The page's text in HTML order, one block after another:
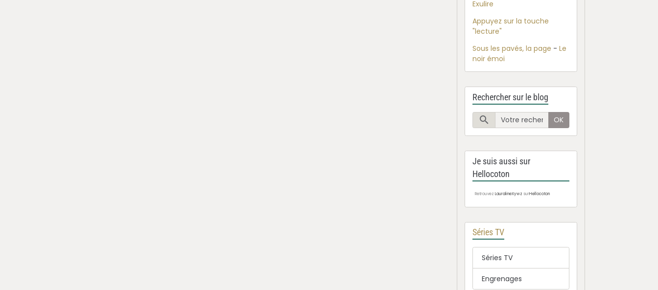
Exulire
Appuyez sur la touche
"lecture"
Sous les pavés, la page -Le
noir émoi
Rechercher sur le blog
OK
Je suis aussi sur
Hellocoton
RetrouvezLauralineXywz surHellocoton
Séries TV
Séries TV
Engrenages